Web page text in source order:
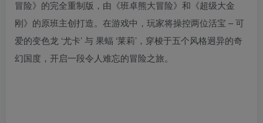
冒险》的完全重制版，由《班卓熊大冒险》和《超级大金
刚》的原班主创打造。在游戏中，玩家将操控两位活宝 – 可
爱的变色龙 ‘尤卡’ 与 果蝠 ‘莱莉’，穿梭于五个风格迥异的奇
幻国度，开启一段令人难忘的冒险之旅。